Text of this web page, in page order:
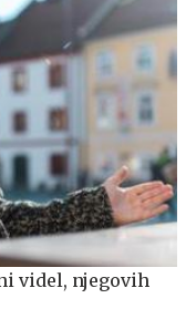
videl, njegovih